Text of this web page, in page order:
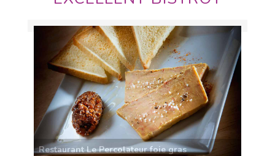
Restaurant Le Percolateur foie gras